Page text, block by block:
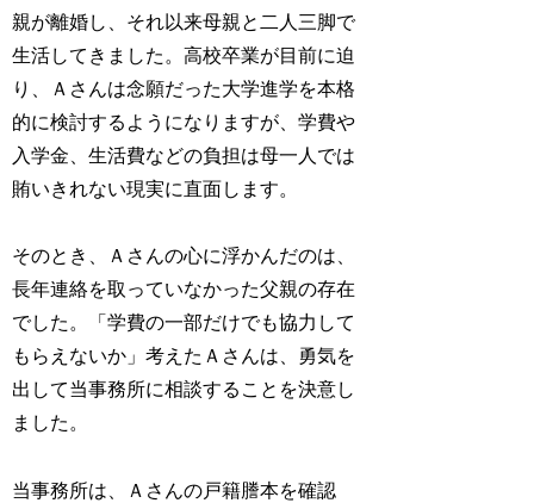
親が離婚し、それ以来母親と二人三脚で
生活してきました。高校卒業が目前に迫
り、Ａさんは念願だった大学進学を本格
的に検討するようになりますが、学費や
入学金、生活費などの負担は母一人では
賄いきれない現実に直面します。
そのとき、Ａさんの心に浮かんだのは、
長年連絡を取っていなかった父親の存在
でした。「学費の一部だけでも協力して
もらえないか」考えたＡさんは、勇気を
出して当事務所に相談することを決意し
ました。
当事務所は、Ａさんの戸籍謄本を確認